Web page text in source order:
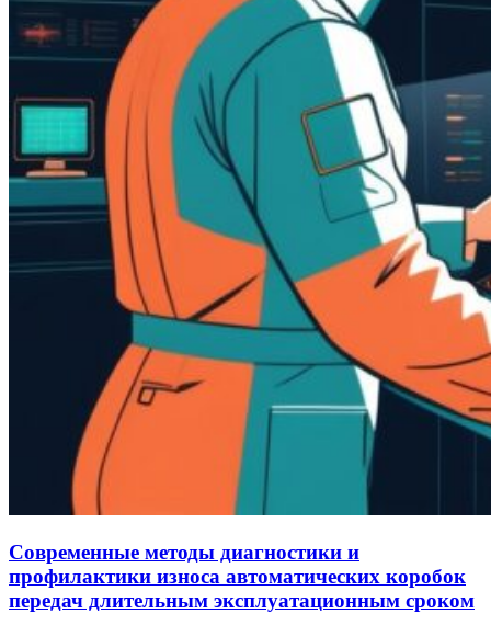
Современные методы диагностики и
профилактики износа автоматических коробок
передач длительным эксплуатационным сроком